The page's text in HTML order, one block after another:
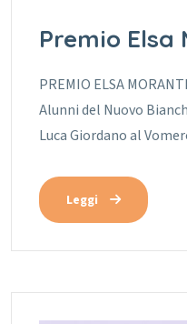
Premio Elsa
PREMIO ELSA
Alunni del Nuovo
Luca Giordano al
Leggi